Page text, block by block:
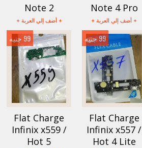
Note 4 Pro
+ أضف إلي العربة +
Note 2
+ أضف إلي العربة +
Flat Charge
Infinix x557 /
Hot 4 Lite
99 جنيه
Flat Charge
Infinix x559 /
Hot 5
99 جنيه